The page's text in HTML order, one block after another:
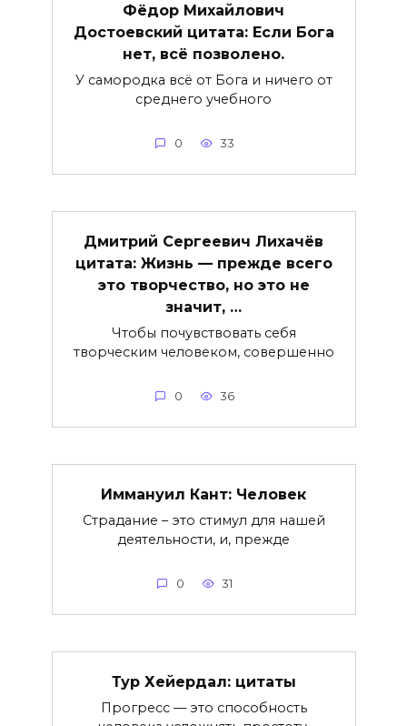
Фёдор Михайлович
Достоевский цитата: Если Бога
нет, всё позволено.
У самородка всё от Бога и ничего от
среднего учебного
0 33
Дмитрий Сергеевич Лихачёв
цитата: Жизнь — прежде всего
это творчество, но это не
значит, …
Чтобы почувствовать себя
творческим человеком, совершенно
0 36
Иммануил Кант: Человек
Страдание – это стимул для нашей
деятельности, и, прежде
0 31
Тур Хейердал: цитаты
Прогресс — это способность